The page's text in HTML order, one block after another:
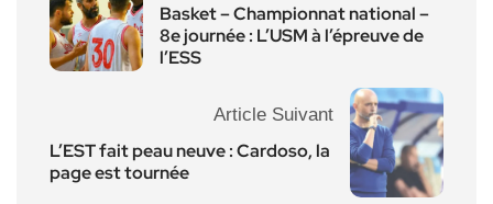
Basket – Championnat national –
8e journée : L’USM à l’épreuve de
l’ESS
Article Suivant
L’EST fait peau neuve : Cardoso, la
page est tournée